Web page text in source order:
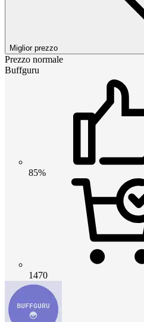
Miglior prezzo
Prezzo normale
Buffguru
85%
1470